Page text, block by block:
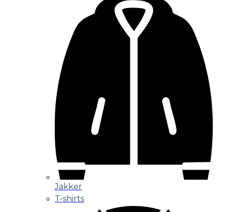
Jakker
T-shirts